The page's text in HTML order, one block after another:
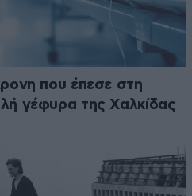
που έπεσε στη
γέφυρα της Χαλκίδας